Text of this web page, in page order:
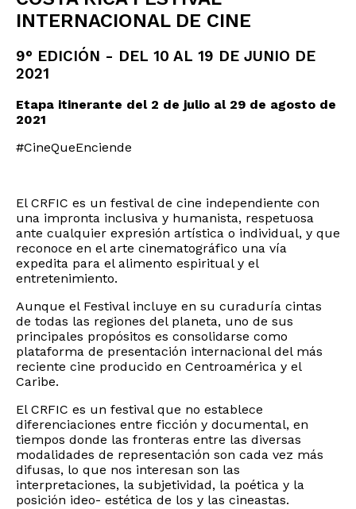
INTERNACIONAL DE CINE
9° EDICIÓN - DEL 10 AL 19 DE JUNIO DE
2021
Etapa itinerante del 2 de julio al 29 de agosto de
2021
#CineQueEnciende
El CRFIC es un festival de cine independiente con
una impronta inclusiva y humanista, respetuosa
ante cualquier expresión artística o individual, y que
reconoce en el arte cinematográfico una vía
expedita para el alimento espiritual y el
entretenimiento.
Aunque el Festival incluye en su curaduría cintas
de todas las regiones del planeta, uno de sus
principales propósitos es consolidarse como
plataforma de presentación internacional del más
reciente cine producido en Centroamérica y el
Caribe.
El CRFIC es un festival que no establece
diferenciaciones entre ficción y documental, en
tiempos donde las fronteras entre las diversas
modalidades de representación son cada vez más
difusas, lo que nos interesan son las
interpretaciones, la subjetividad, la poética y la
posición ideo- estética de los y las cineastas.